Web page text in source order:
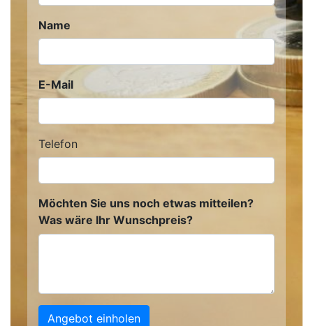
Name
E-Mail
Telefon
Möchten Sie uns noch etwas mitteilen?
Was wäre Ihr Wunschpreis?
Angebot einholen